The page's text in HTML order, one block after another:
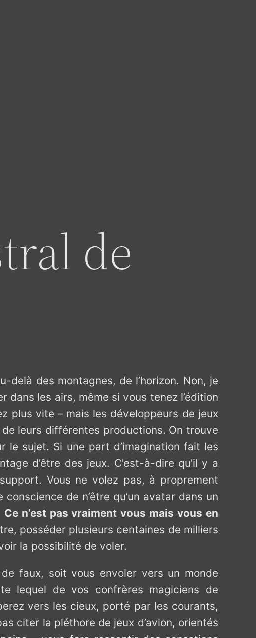
de
delà des montagnes, de l’horizon. Non, je
les airs, même si vous tenez l’édition
plus vite – mais les développeurs de jeux
leurs différentes productions. On trouve
le sujet. Si une part d’imagination fait les
d’être des jeux. C’est-à-dire qu’il y a
Vous ne volez pas, à proprement
de n’être qu’un avatar dans un
Ce n’est pas vraiment vous mais vous en
posséder plusieurs centaines de milliers
la possibilité de voler.
faux, soit vous envoler vers un monde
lequel de vos confrères magiciens de
vers les cieux, porté par les courants,
citer la pléthore de jeux d’avion, orientés